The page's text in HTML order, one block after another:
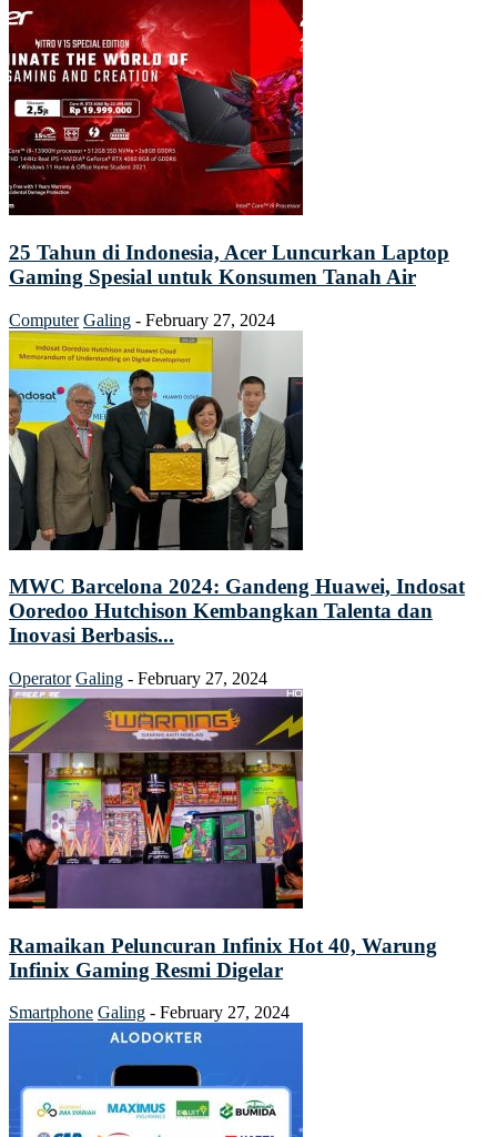
25 Tahun di Indonesia, Acer Luncurkan Laptop
Gaming Spesial untuk Konsumen Tanah Air
Computer Galing - February 27, 2024
MWC Barcelona 2024: Gandeng Huawei, Indosat
Ooredoo Hutchison Kembangkan Talenta dan
Inovasi Berbasis...
Operator Galing - February 27, 2024
Ramaikan Peluncuran Infinix Hot 40, Warung
Infinix Gaming Resmi Digelar
Smartphone Galing - February 27, 2024